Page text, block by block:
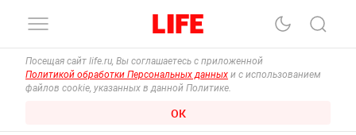
Посещая сайт life.ru, Вы соглашаетесь с приложенной
Политикой обработки Персональных данных и с использованием
файлов cookie, указанных в данной Политике.
ОК